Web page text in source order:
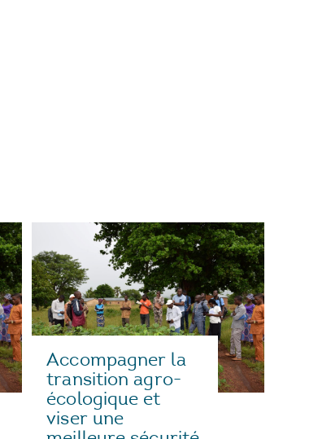
Accompagner la
transition agro-
écologique et
viser une